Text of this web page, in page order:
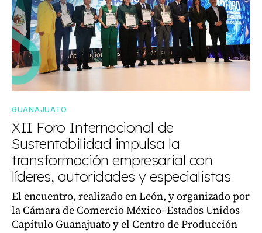
GUANAJUATO
XII Foro Internacional de
Sustentabilidad impulsa la
transformación empresarial con
líderes, autoridades y especialistas
El encuentro, realizado en León, y organizado por
la Cámara de Comercio México–Estados Unidos
Capítulo Guanajuato y el Centro de Producción